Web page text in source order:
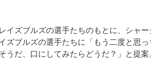
イズブルズの選手たちのもとに、シャ
ズブルズの選手たちに「もう二度と思
うだ、口にしてみたらどうだ？」と提